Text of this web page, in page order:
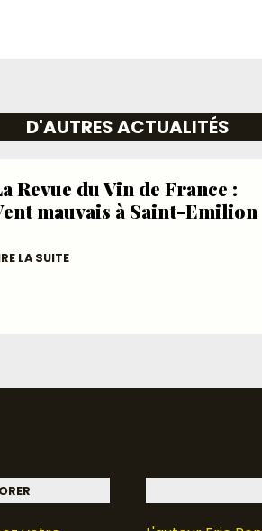
D'AUTRES ACTUALITÉS
Revue du Vin de France :
mauvais à Saint-Emilion
LA SUITE